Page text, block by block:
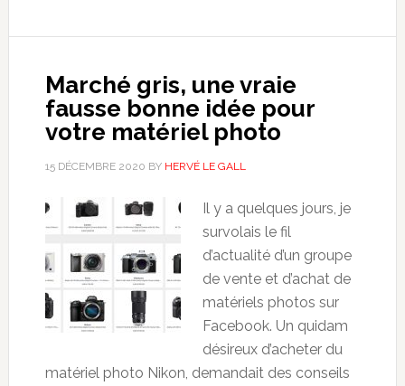
Marché gris, une vraie
fausse bonne idée pour
votre matériel photo
15 DÉCEMBRE 2020 BY HERVÉ LE GALL
Il y a quelques jours, je
survolais le fil
d’actualité d’un groupe
de vente et d’achat de
matériels photos sur
Facebook. Un quidam
désireux d’acheter du
matériel photo Nikon, demandait des conseils